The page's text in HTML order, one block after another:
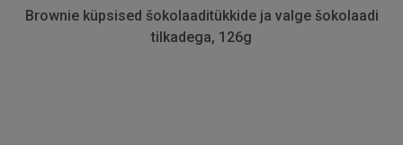
Brownie küpsised šokolaaditükkide ja valge šokolaadi
tilkadega, 126g